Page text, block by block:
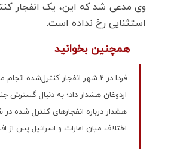
وی مدعی شد که این، یک انفجار
استثنایی رخ نداده است.
همچنین بخوانید
فردا در 2 شهر انفجار کنترل‌شده انجام می‌شود
اردوغان هشدار داد؛ به دنبال گسترش
هشدار درباره انفجارهای کنترل شده در
اختلاف میان امارات و اسرائیل پس از